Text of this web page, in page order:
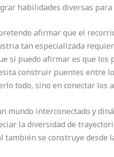
habilidades diversas
afirmar que el
tan especializada
sí puedo afirmar es que
construir puentes entre
todo, sino en conectar los
mundo interconectado y
la diversidad de
también se construye desde